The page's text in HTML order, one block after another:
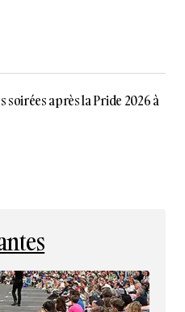
soirées après la Pride 2026 à